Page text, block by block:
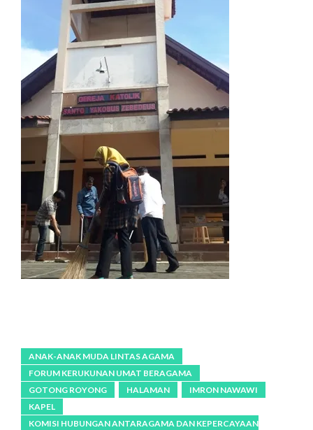
ANAK-ANAK MUDA LINTAS AGAMA
FORUM KERUKUNAN UMAT BERAGAMA
GOTONG ROYONG
HALAMAN
IMRON NAWAWI
KAPEL
KOMISI HUBUNGAN ANTARAGAMA DAN KEPERCAYAAN